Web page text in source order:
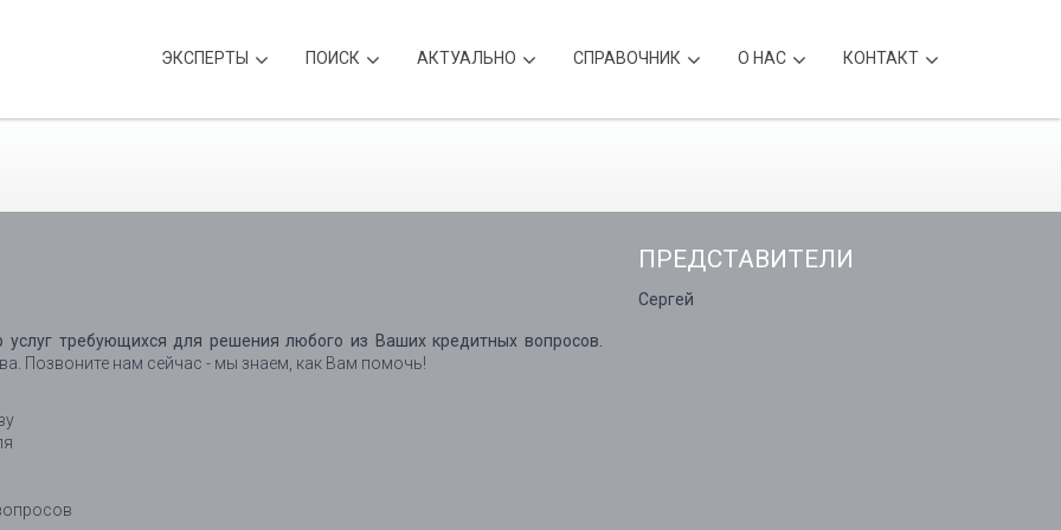
ЭКСПЕРТЫ ПОИСК АКТУАЛЬНО CПРАВОЧНИК О НАС КОНТАКТ
требующихся для решения любого из Ваших кредитных вопросов.
Позвоните нам сейчас - мы знаем, как Вам помочь!
ПРЕДСТАВИТЕЛИ
Сергей